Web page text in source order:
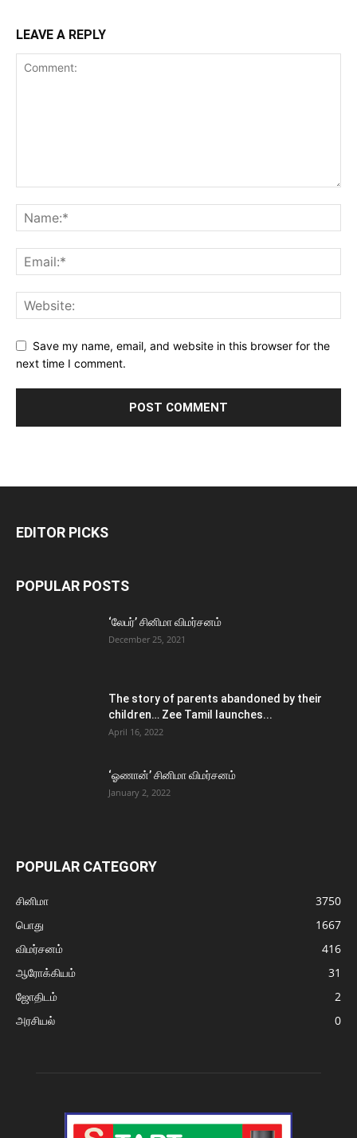
LEAVE A REPLY
Save my name, email, and website in this browser for the
next time I comment.
EDITOR PICKS
POPULAR POSTS
‘லேபர்’ சினிமா விமர்சனம்
December 25, 2021
The story of parents abandoned by their
children… Zee Tamil launches...
April 16, 2022
‘ஓணான்’ சினிமா விமர்சனம்
January 2, 2022
POPULAR CATEGORY
சினிமா
3750
பொது
1667
விமர்சனம்
416
ஆரோக்கியம்
31
ஜோதிடம்
2
அரசியல்
0